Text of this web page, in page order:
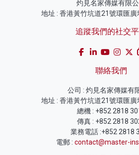
灼見名家傳媒有限公
地址 : 香港黃竹坑道21號環匯
追蹤我們的社交
聯絡我們
公司 : 灼見名家傳媒有
地址 : 香港黃竹坑道21號環匯
總機 : +852 2818
傳真 : +852 2818
業務電話 :+852 2818
電郵 : contact@master-